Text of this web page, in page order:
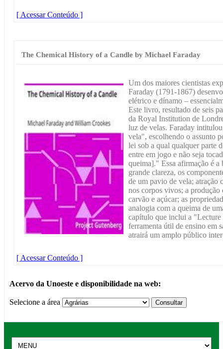
[ Acessar Conteúdo ]
The Chemical History of a Candle by Michael Faraday
Um dos maiores cientistas
Faraday (1791-1867)
elétrico e dínamo –
Este livro, resultado de seis
da Royal Institution de
luz de velas. Faraday
vela", escolhendo o assunto
lei sob a qual qualquer parte
entre em jogo e não seja
queima]." Essa afirmação é a
grande clareza, os
de um pavio de vela; atração
nos corpos vivos; a
carvão e açúcar; as
analogia com a queima de
capítulo que inclui a
ferramenta útil de ensino em
atrairá um amplo público
[ Acessar Conteúdo ]
Acervo da Unoeste e disponibilidade na web:
Selecione a área